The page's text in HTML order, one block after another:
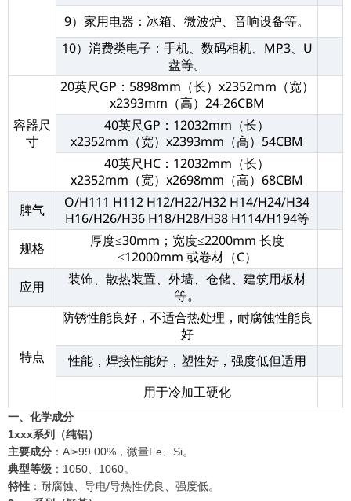
9）家用电器：冰箱、微波炉、音响设备等。
10）消费类电子：手机、数码相机、MP3、U
盘等。
容器尺
寸
20英尺GP：5898mm（长）x2352mm（宽）
x2393mm（高）24-26CBM
40英尺GP：12032mm（长）
x2352mm（宽）x2393mm（高）54CBM
40英尺HC：12032mm（长）
x2352mm（宽）x2698mm（高）68CBM
脾气
O/H111 H112 H12/H22/H32 H14/H24/H34
H16/H26/H36 H18/H28/H38 H114/H194等
规格
厚度≤30mm；宽度≤2200mm 长度
≤12000mm 或卷材（C）
应用
装饰、散热装置、外墙、仓储、建筑用板材
等。
特点
防锈性能良好，不适合热处理，耐腐蚀性能良
好
性能，焊接性能好，塑性好，强度低但适用
用于冷加工硬化
一、化学成分
1xxx系列（纯铝）
主要成分 ：Al≥99.00%，微量Fe、Si。
典型等级 ：1050、1060。
特性 ：耐腐蚀、导电/导热性优良、强度低。